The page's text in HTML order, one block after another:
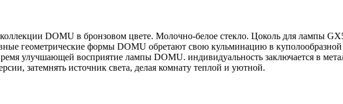
DOMU в бронзовом цвете. Молочно-белое стекло. Цоколь для лампы
геометрические формы DOMU обретают свою кульминацию в куполообразной
улучшающей восприятие лампы DOMU. индивидуальность заключается в
затемнять источник света, делая комнату теплой и уютной.